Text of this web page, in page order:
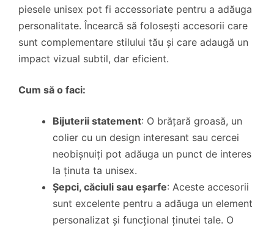
piesele unisex pot fi accessoriate pentru a adăuga
personalitate. Încearcă să folosești accesorii care
sunt complementare stilului tău și care adaugă un
impact vizual subtil, dar eficient.
Cum să o faci:
Bijuterii statement: O brățară groasă, un
colier cu un design interesant sau cercei
neobișnuiți pot adăuga un punct de interes
la ținuta ta unisex.
Șepci, căciuli sau eșarfe: Aceste accesorii
sunt excelente pentru a adăuga un element
personalizat și funcțional ținutei tale. O